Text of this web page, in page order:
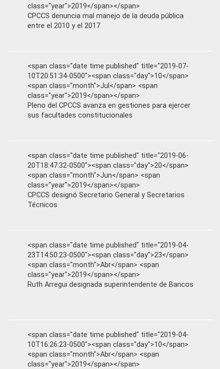
class="year">2019</span></span>
CPCCS denuncia mal manejo de la deuda pública
entre el 2010 y el 2017
<span class="date time published" title="2019-07-
10T20:51:34-0500"><span class="day">10</span>
<span class="month">Jul</span> <span
class="year">2019</span></span>
Pleno del CPCCS avanza en gestiones para ejercer
sus facultades constitucionales
<span class="date time published" title="2019-06-
20T18:47:32-0500"><span class="day">20</span>
<span class="month">Jun</span> <span
class="year">2019</span></span>
CPCCS designó Secretario General y Secretarios
Técnicos
<span class="date time published" title="2019-04-
23T14:50:23-0500"><span class="day">23</span>
<span class="month">Abr</span> <span
class="year">2019</span></span>
Ruth Arregui designada superintendente de Bancos
<span class="date time published" title="2019-04-
10T16:26:23-0500"><span class="day">10</span>
<span class="month">Abr</span> <span
class="year">2019</span></span>